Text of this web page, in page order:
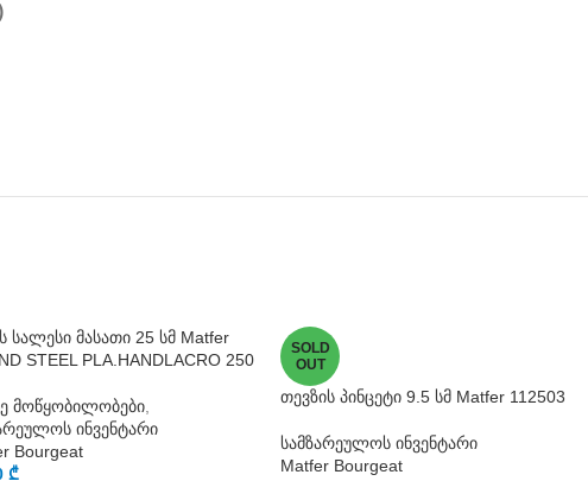
სალესი მასათი 25 სმ Matfer
STEEL PLA.HANDLACRO 250
მოწყობილობები
ინვენტარი
Bourgeat
₾
SOLD
OUT
თევზის პინცეტი 9.5 სმ Matfer 112503
სამზარეულოს ინვენტარი
Matfer Bourgeat